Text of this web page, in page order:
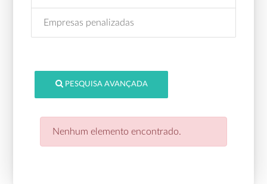
Empresas penalizadas
PESQUISA AVANÇADA
Nenhum elemento encontrado.